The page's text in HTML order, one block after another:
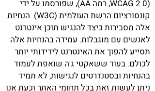
(WCAG 2.0, רמה AA), שפורסמו על ידי
קונסורציום הרשת העולמית (W3C). הנחיות
אלה מסבירות כיצד להנגיש תוכן אינטרנט
לאנשים עם מוגבלות. עמידה בהנחיות אלה
תסייע להפוך את האינטרנט לידידותי יותר
לכולם. בעוד ששאקטי ג'ה שואפת לעמוד
בהנחיות ובסטנדרטים לנגישות, לא תמיד
ניתן לעשות זאת בכל תחומי האתר וכעת אנו